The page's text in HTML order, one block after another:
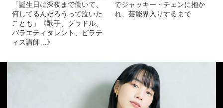
「誕生日に深夜まで働いて、
何してるんだろうって泣いた
ことも」《歌手、グラドル、
バラエティタレント、ピラテ
ィス講師…》
でジャッキー・チェンに抱か
れ、芸能界入りするまで